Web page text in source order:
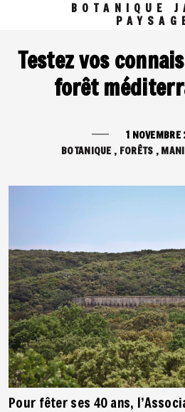
BOTANIQUE
Testez vos
forêt
1
BOTANIQUE
FORÊTS
Pour fêter ses 40 ans,